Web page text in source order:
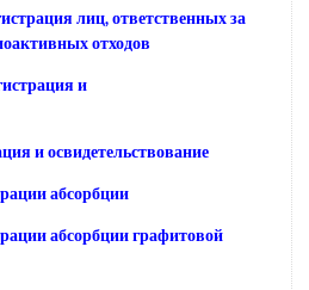
лиц, ответственных за
отходов
и
и освидетельствование
абсорбции
абсорбции графитовой